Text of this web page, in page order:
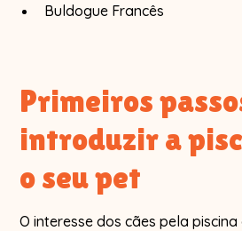
Buldogue Francês
Primeiros
introduzir a
o seu pet
O interesse dos cães pela